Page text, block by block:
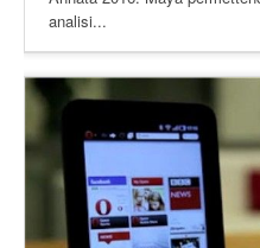
analisi...